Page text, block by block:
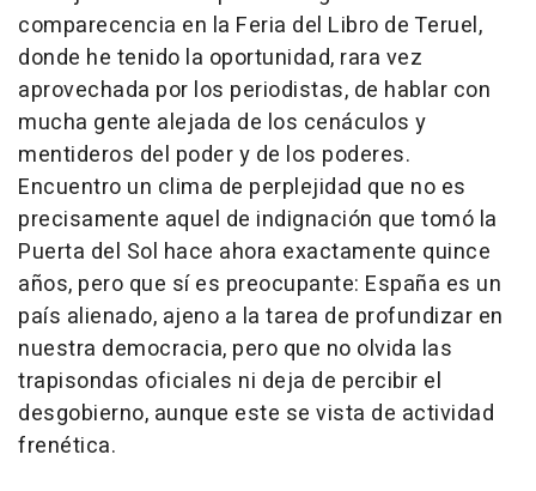
comparecencia en la Feria del Libro de Teruel,
donde he tenido la oportunidad, rara vez
aprovechada por los periodistas, de hablar con
mucha gente alejada de los cenáculos y
mentideros del poder y de los poderes.
Encuentro un clima de perplejidad que no es
precisamente aquel de indignación que tomó la
Puerta del Sol hace ahora exactamente quince
años, pero que sí es preocupante: España es un
país alienado, ajeno a la tarea de profundizar en
nuestra democracia, pero que no olvida las
trapisondas oficiales ni deja de percibir el
desgobierno, aunque este se vista de actividad
frenética.